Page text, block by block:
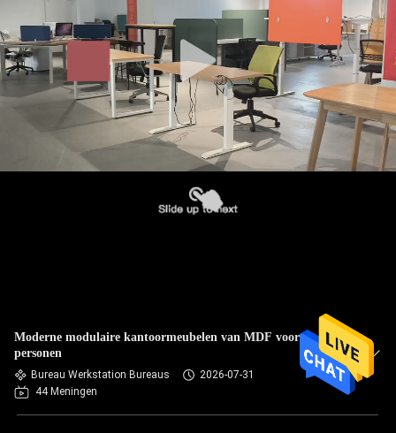
Moderne modulaire kantoormeubelen van MDF voor 4
personen
Bureau Werkstation Bureaus
2026-07-31
44 Meningen